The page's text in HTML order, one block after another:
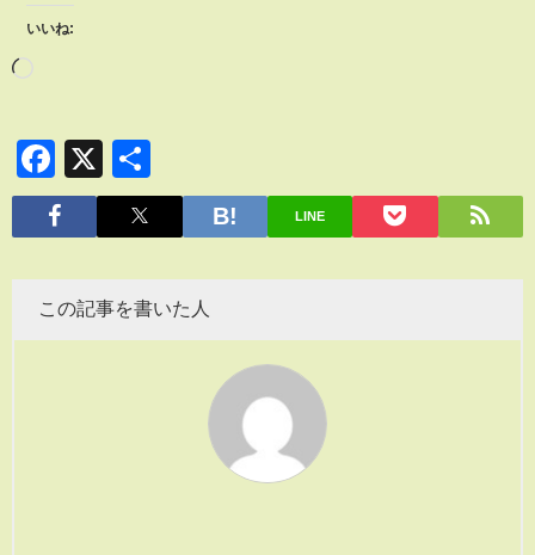
いいね:
Facebook
X
有
LINE
この記事を書いた人